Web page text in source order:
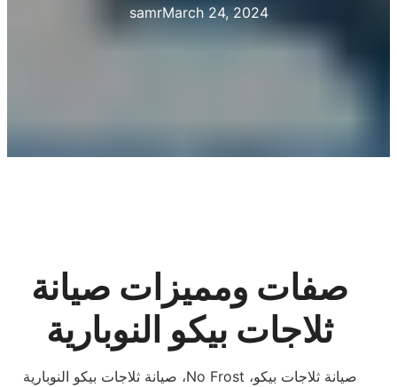
samrMarch 24, 2024
صفات ومميزات صيانة
ثلاجات بيكو النوبارية
صيانة ثلاجات بيكو النوبارية ،No Frost ،صيانة ثلاجات بيكو